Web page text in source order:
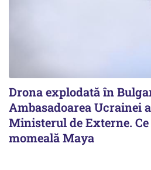
Drona explodată în
Ambasadoarea Ucrainei
Ministerul de Externe.
momeală Maya